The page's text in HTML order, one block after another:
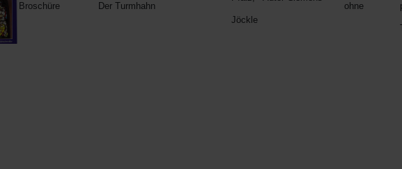
Broschüre Der Turmhahn
Jöckle
ohne